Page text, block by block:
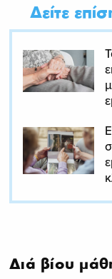
Δείτε
Διά βίου